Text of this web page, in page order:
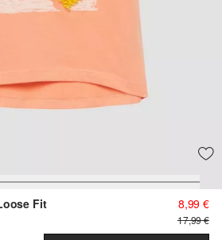
Fit 8,99 €
17,99 €